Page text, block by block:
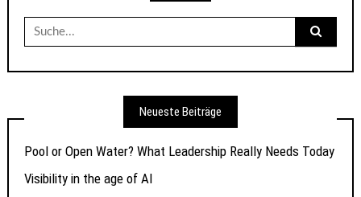
Suche
nach:
Neueste Beiträge
Pool or Open Water? What Leadership Really Needs Today
Visibility in the age of AI